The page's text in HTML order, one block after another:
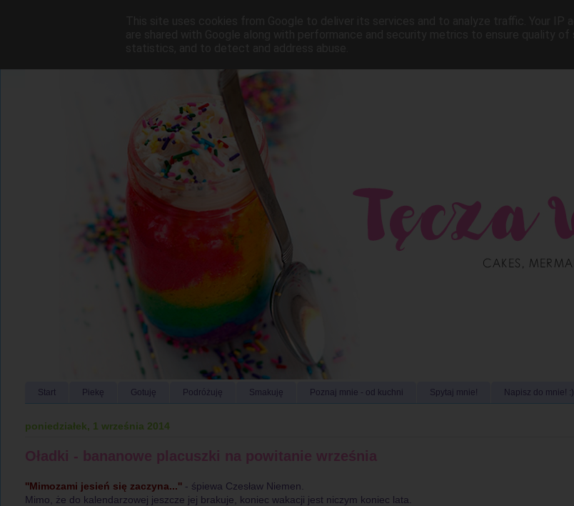
Start Piekę Gotuję Podróżuję Smakuję Poznaj mnie - od kuchni Spytaj mnie! Napisz do mnie! :)
poniedziałek, 1 września 2014
Oładki - bananowe placuszki na powitanie września
''Mimozami jesień się zaczyna...'' - śpiewa Czesław Niemen.
Mimo, że do kalendarzowej jeszcze jej brakuje, koniec wakacji jest niczym koniec lata.